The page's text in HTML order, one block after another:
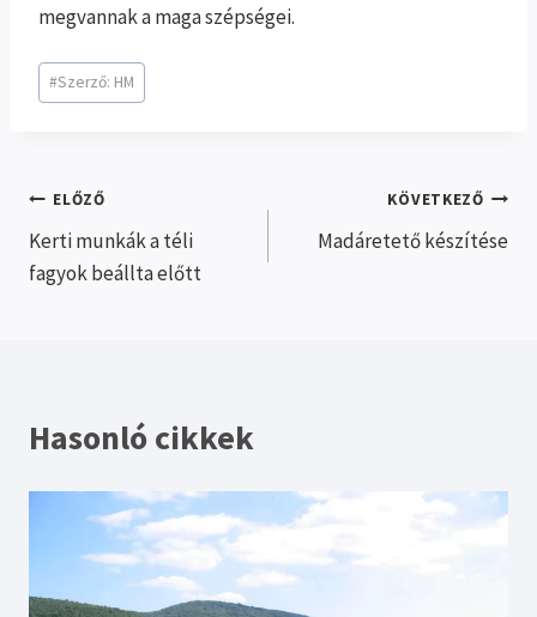
megvannak a maga szépségei.
Post
Tags:
#Szerző: HM
Bejegyzés
navigáció
ELŐZŐ
Kerti munkák a téli
fagyok beállta előtt
KÖVETKEZŐ
Madáretető készítése
Hasonló cikkek